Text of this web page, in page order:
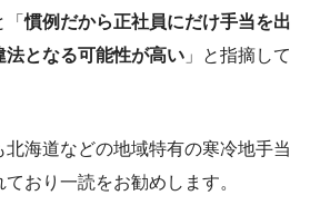
「慣例だから正社員にだけ手当を出
となる可能性が高い 」と指摘して
北海道などの地域特有の寒冷地手当
おり一読をお勧めします。